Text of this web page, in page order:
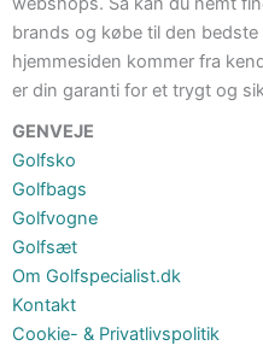
brands og købe til den
hjemmesiden kommer fra
er din garanti for et trygt og
GENVEJE
Golfsko
Golfbags
Golfvogne
Golfsæt
Om Golfspecialist.dk
Kontakt
Cookie- & Privatlivspolitik